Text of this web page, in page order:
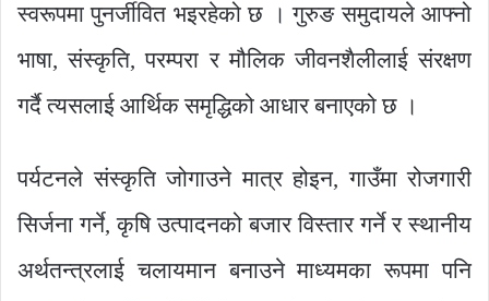
स्वरूपमा पुनर्जीवित भइरहेको छ । गुरुङ समुदायले आफ्नो
भाषा, संस्कृति, परम्परा र मौलिक जीवनशैलीलाई संरक्षण
गर्दै त्यसलाई आर्थिक समृद्धिको आधार बनाएको छ ।
पर्यटनले संस्कृति जोगाउने मात्र होइन, गाउँमा रोजगारी
सिर्जना गर्ने, कृषि उत्पादनको बजार विस्तार गर्ने र स्थानीय
अर्थतन्त्रलाई चलायमान बनाउने माध्यमका रूपमा पनि